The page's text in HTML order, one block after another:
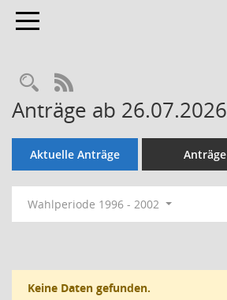
Toggle navigation
Rechercheauswahl
RSS-Feed
Anträge ab 26.07.2026
Aktuelle Anträge Anträge
Wahlperiode 1996 - 2002
Keine Daten gefunden.